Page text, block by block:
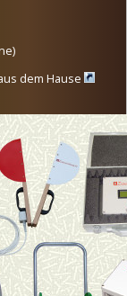
dem Hause